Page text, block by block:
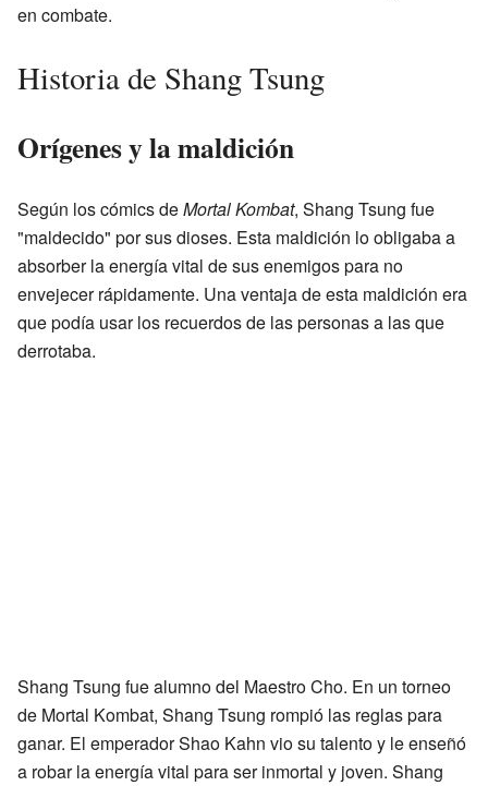
en combate.
Historia de Shang Tsung
Orígenes y la maldición
Según los cómics deMortal Kombat, Shang Tsung fue
"maldecido" por sus dioses. Esta maldición lo obligaba a
absorber la energía vital de sus enemigos para no
envejecer rápidamente. Una ventaja de esta maldición era
que podía usar los recuerdos de las personas a las que
derrotaba.
Shang Tsung fue alumno del Maestro Cho. En un torneo
de Mortal Kombat, Shang Tsung rompió las reglas para
ganar. El emperador Shao Kahn vio su talento y le enseñó
a robar la energía vital para ser inmortal y joven. Shang